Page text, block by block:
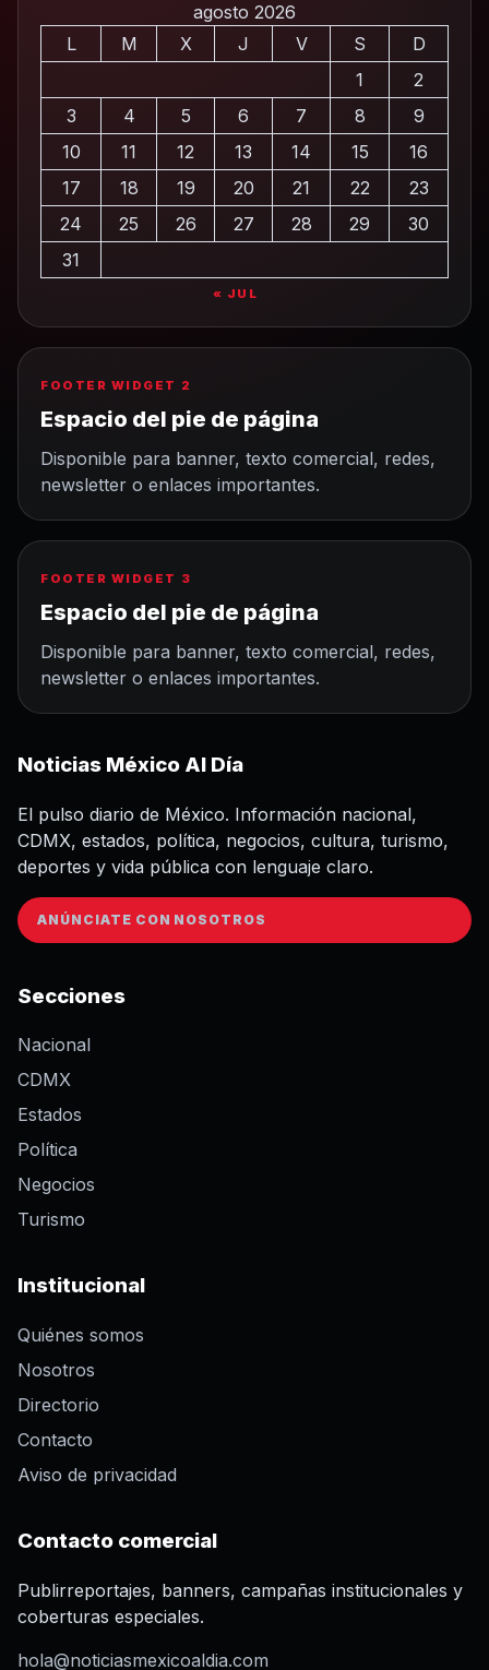
agosto 2026
L
M X J V S
D
1
2
3
4 5 6 7 8
9
10
11 12 13 14 15
16
17
18 19 20 21 22
23
24
25 26 27 28 29
30
31
« JUL
FOOTER WIDGET 2
Espacio del pie de página
Disponible para banner, texto comercial, redes,
newsletter o enlaces importantes.
FOOTER WIDGET 3
Espacio del pie de página
Disponible para banner, texto comercial, redes,
newsletter o enlaces importantes.
Noticias México Al Día
El pulso diario de México. Información nacional,
CDMX, estados, política, negocios, cultura, turismo,
deportes y vida pública con lenguaje claro.
ANÚNCIATE CON NOSOTROS
Secciones
Nacional
CDMX
Estados
Política
Negocios
Turismo
Institucional
Quiénes somos
Nosotros
Directorio
Contacto
Aviso de privacidad
Contacto comercial
Publirreportajes, banners, campañas institucionales y
coberturas especiales.
hola@noticiasmexicoaldia.com